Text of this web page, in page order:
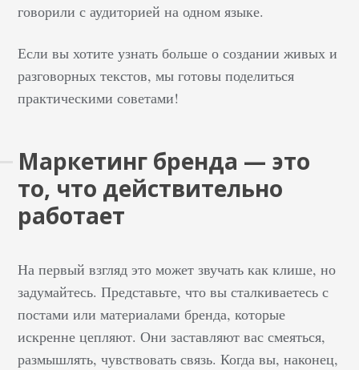
говорили с аудиторией на одном языке.
Если вы хотите узнать больше о создании живых и
разговорных текстов, мы готовы поделиться
практическими советами!
Маркетинг бренда — это
то, что действительно
работает
На первый взгляд это может звучать как клише, но
задумайтесь. Представьте, что вы сталкиваетесь с
постами или материалами бренда, которые
искренне цепляют. Они заставляют вас смеяться,
размышлять, чувствовать связь. Когда вы, наконец,